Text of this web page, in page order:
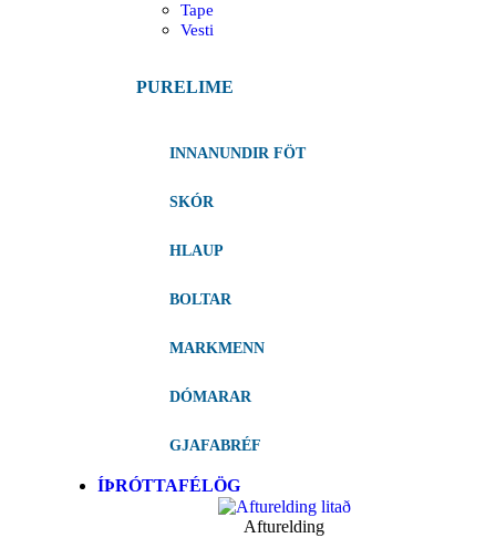
Tape
Vesti
PURELIME
INNANUNDIR FÖT
SKÓR
HLAUP
BOLTAR
MARKMENN
DÓMARAR
GJAFABRÉF
ÍÞRÓTTAFÉLÖG
Afturelding